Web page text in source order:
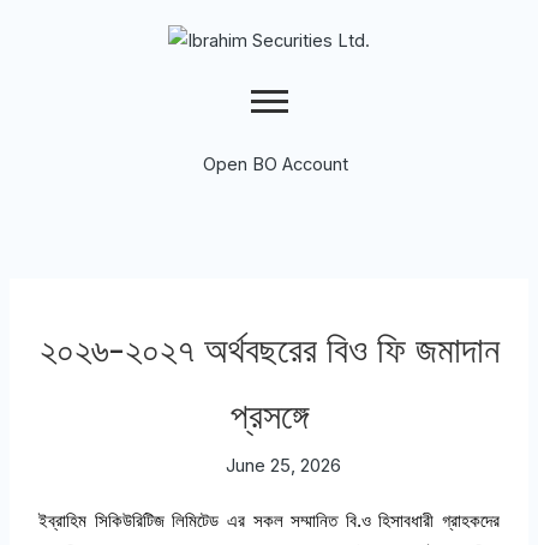
Open BO Account
২০২৬-২০২৭ অর্থবছরের বিও ফি জমাদান
প্রসঙ্গে
June 25, 2026
ইব্রাহিম সিকিউরিটিজ লিমিটেড এর সকল সম্মানিত বি.ও হিসাবধারী গ্রাহকদের